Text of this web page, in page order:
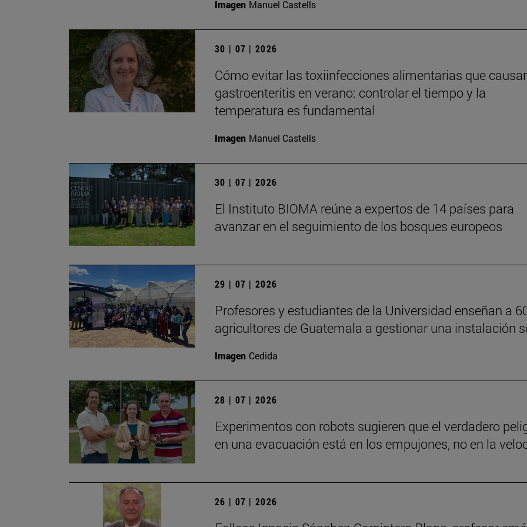
Imagen Manuel Castells
30 | 07 | 2026
Cómo evitar las toxiinfecciones alimentarias que
gastroenteritis en verano: controlar el tiempo y la
temperatura es fundamental
Imagen Manuel Castells
30 | 07 | 2026
El Instituto BIOMA reúne a expertos de 14 países para
avanzar en el seguimiento de los bosques europeos
29 | 07 | 2026
Profesores y estudiantes de la Universidad enseñan a
agricultores de Guatemala a gestionar una instalación
Imagen Cedida
28 | 07 | 2026
Experimentos con robots sugieren que el verdadero
en una evacuación está en los empujones, no en la
26 | 07 | 2026